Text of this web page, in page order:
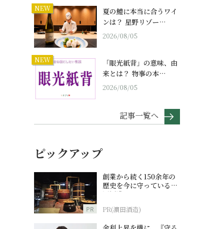
NEW
夏の鱧に本当に合うワイ
ンは？ 星野リゾー…
2026/08/05
NEW
「眼光紙背」の意味、由
来とは？ 物事の本…
2026/08/05
記事一覧へ
ピックアップ
PR
創業から続く150余年の
歴史を今に守っている濵
田酒造
PR(濵田酒造)